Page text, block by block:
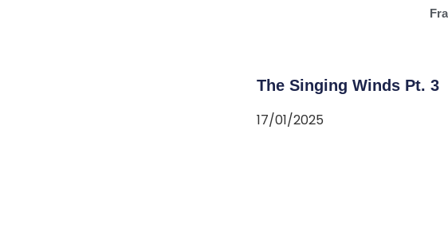
The Singing Winds Pt. 3
17/01/2025